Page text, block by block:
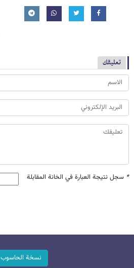
تعليقك
* سجل نتيجة العبارة في الخانة المقابلة
نسخة الحاسوب